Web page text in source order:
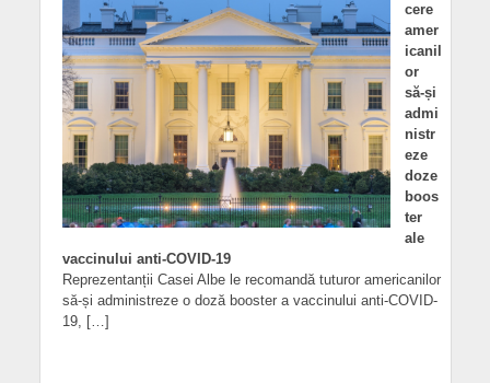
cere
amer
icanil
or
să-și
admi
nistr
eze
doze
boos
ter
ale
vaccinului anti-COVID-19
Reprezentanții Casei Albe le recomandă tuturor americanilor
să-și administreze o doză booster a vaccinului anti-COVID-
19, […]